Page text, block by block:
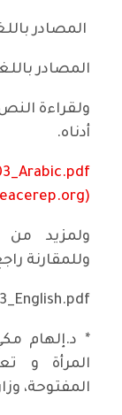
المصادر
المصادر
ولقراءة
أدناه.
ولمزيد من
وللمقارنة
* د.إلهام
المرأة و
المفتوحة،